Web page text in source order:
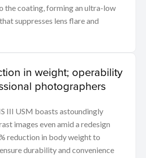
the coating, forming an ultra-low
suppresses lens flare and
in weight; operability
photographers
III USM boasts astoundingly
images even amid a redesign
reduction in body weight to
durability and convenience